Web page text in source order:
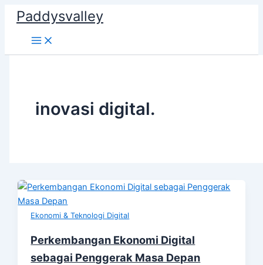
Skip
content
Paddysvalley
inovasi digital.
Ekonomi & Teknologi Digital
Perkembangan Ekonomi Digital
sebagai Penggerak Masa Depan